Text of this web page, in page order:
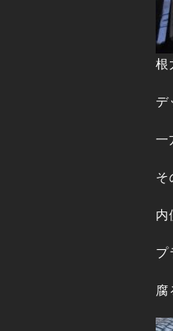
根
デ
一
そ
内
プ
腐